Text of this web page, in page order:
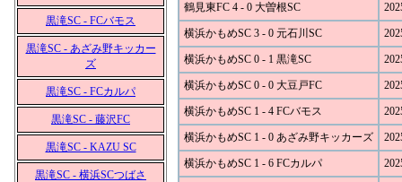
黒滝SC - FCバモス
黒滝SC - あざみ野キッカー
ズ
黒滝SC - FCカルパ
黒滝SC - 藤沢FC
黒滝SC - KAZU SC
黒滝SC - 横浜SCつばさ
鶴見東FC 4 - 0 大曽根SC
横浜かもめSC 3 - 0 元石川SC
横浜かもめSC 0 - 1 黒滝SC
横浜かもめSC 0 - 0 大豆戸FC
横浜かもめSC 1 - 4 FCバモス
横浜かもめSC 1 - 0 あざみ野キッカーズ
横浜かもめSC 1 - 6 FCカルパ